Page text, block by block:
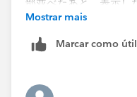
Mostrar mais
Marcar como útil